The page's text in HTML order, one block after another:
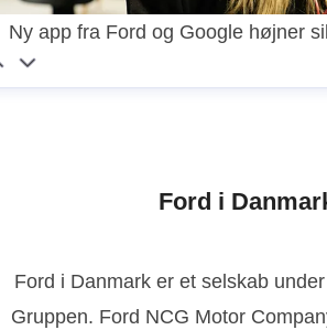
Ny app fra Ford og Google højner
Ford i
Ford i Danmark er et selskab
Gruppen. Ford NCG Motor